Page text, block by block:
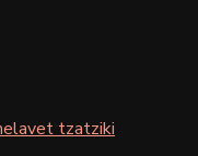
tzatziki